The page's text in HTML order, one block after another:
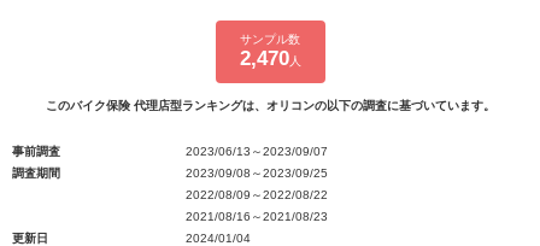
サンプル数
2,470人
このバイク保険 代理店型ランキングは、オリコンの以下の調査に基づいています。
事前調査
2023/06/13～2023/09/07
調査期間
2023/09/08～2023/09/25
2022/08/09～2022/08/22
2021/08/16～2021/08/23
更新日
2024/01/04